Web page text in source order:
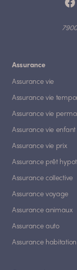
Assurance
Assurance vie
Assurance vie
Assurance vie
Assurance vie enfant
Assurance vie prix
Assurance prêt
Assurance collective
Assurance voyage
Assurance animaux
Assurance auto
Assurance habitation